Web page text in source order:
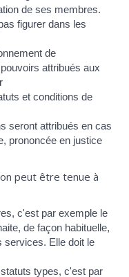
de ses membres.
figurer dans les
de
attribués aux
et conditions de
seront attribués en cas
prononcée en justice
peut être tenue à
c'est par exemple le
de façon habituelle,
services. Elle doit le
types, c'est par